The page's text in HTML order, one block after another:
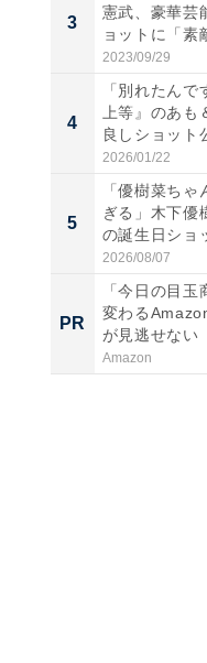
3
憲武、豪華芸
ョットに「素
い...
2023/09/29
4
「別れたん
上等』のあ
良しショット
「...
2026/01/22
5
「優樹菜ち
ぎる」木下優
の誕生日ショ
4...
2026/08/07
PR
「今日の目
変わる
が見逃せない
Amazon